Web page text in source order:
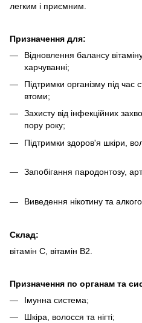
легким і приємним.
Призначення для:
Відновлення балансу
харчуванні;
Підтримки організму під час
втоми;
Захисту від інфекційних
пору року;
Підтримки здоров'я
Запобігання пародонтозу,
Виведення нікотину та
Склад:
вітамін C, вітамін B2.
Призначення по органам та
Імунна
Шкіра, волосся